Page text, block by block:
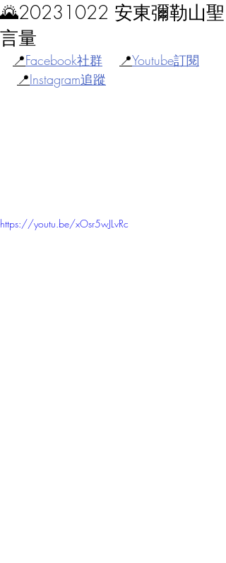
🌄20231022 安東彌勒山聖
言量
📍Facebook社群 📍Youtube訂閱
📍Instagram追蹤
https://youtu.be/xOsr5wJLvRc